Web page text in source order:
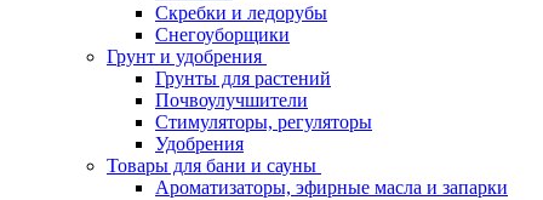
Скребки и ледорубы
Снегоуборщики
Грунт и удобрения
Грунты для растений
Почвоулучшители
Стимуляторы, регуляторы
Удобрения
Товары для бани и сауны
Ароматизаторы, эфирные масла и запарки